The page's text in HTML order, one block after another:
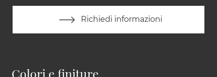
Richiedi informazioni
Colori e finiture